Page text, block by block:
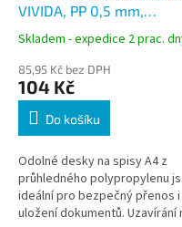
VIVIDA, PP 0,5 mm,
gumička, žluté
Skladem - expedice 2 prac.
85,95 Kč bez DPH
104 Kč
Do košíku
Odolné desky na spisy A4 z
průhledného polypropylenu
ideální pro bezpečný přenos i
uložení dokumentů. Uzavírání